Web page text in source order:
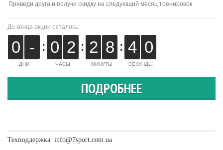
Приведи друга и получи скидку на следующий месяц тренировок.
До конца акции осталось:
0 -
ДНИ
: 0 2
ЧАСЫ
: 2 8
МИНУТЫ
: 4 0
СЕКУНДЫ
ПОДРОБНЕЕ
Техподдержка: info@7sport.com.ua